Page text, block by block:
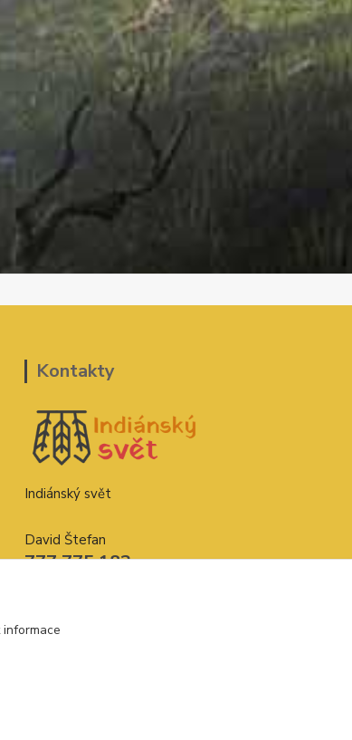
Kontakty
Indiánský svět
David Štefan
777 775 182